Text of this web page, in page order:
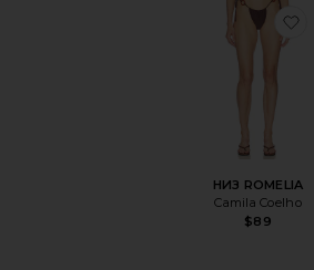
НИЗ ROMELIA
Camila Coelho
$89